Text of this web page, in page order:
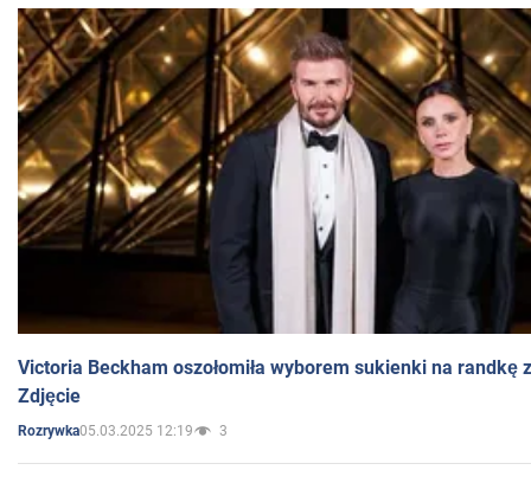
Victoria Beckham oszołomiła wyborem sukienki na randkę
Zdjęcie
Rozrywka05.03.2025 12:19 3